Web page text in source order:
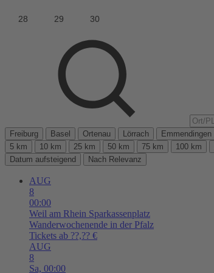
Freiburg
Basel Ortenau Lörrach Emmendingen
5 km
10 km 25 km 50 km 75 km 100 km
Datum aufsteigend
Nach Relevanz
AUG
8
00:00
Weil am Rhein Sparkassenplatz
Wanderwochenende in der Pfalz
Tickets ab ??,?? €
AUG
8
Sa, 00:00